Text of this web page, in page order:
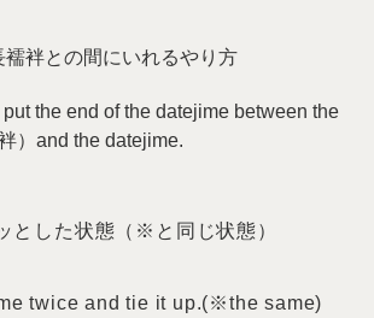
襦袢との間にいれるやり方
the end of the datejime between the
）and the datejime.
とした状態（※と同じ状態）
twice and tie it up.(※the same)